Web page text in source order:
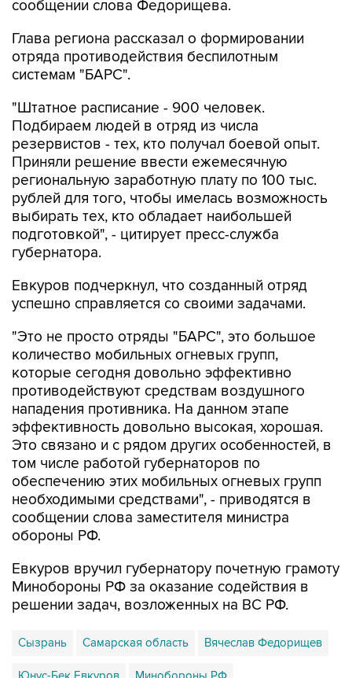
сообщении слова Федорищева.
Глава региона рассказал о формировании
отряда противодействия беспилотным
системам "БАРС".
"Штатное расписание - 900 человек.
Подбираем людей в отряд из числа
резервистов - тех, кто получал боевой опыт.
Приняли решение ввести ежемесячную
региональную заработную плату по 100 тыс.
рублей для того, чтобы имелась возможность
выбирать тех, кто обладает наибольшей
подготовкой", - цитирует пресс-служба
губернатора.
Евкуров подчеркнул, что созданный отряд
успешно справляется со своими задачами.
"Это не просто отряды "БАРС", это большое
количество мобильных огневых групп,
которые сегодня довольно эффективно
противодействуют средствам воздушного
нападения противника. На данном этапе
эффективность довольно высокая, хорошая.
Это связано и с рядом других особенностей, в
том числе работой губернаторов по
обеспечению этих мобильных огневых групп
необходимыми средствами", - приводятся в
сообщении слова заместителя министра
обороны РФ.
Евкуров вручил губернатору почетную грамоту
Минобороны РФ за оказание содействия в
решении задач, возложенных на ВС РФ.
Сызрань Самарская область Вячеслав Федорищев